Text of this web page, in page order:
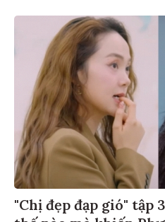
"Chị đẹp đạp gió" tập